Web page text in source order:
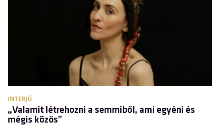
INTERJÚ
„Valamit létrehozni a semmiből, ami egyéni és
mégis közös”